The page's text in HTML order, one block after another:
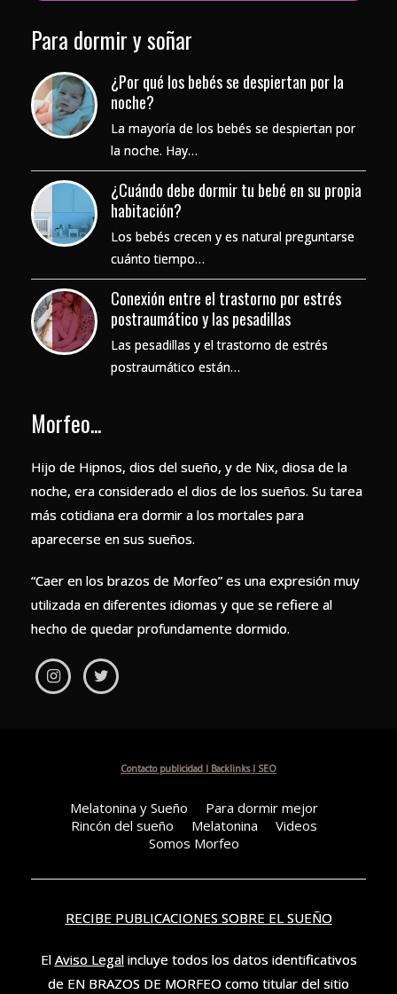
Para dormir y soñar
¿Por qué los bebés se despiertan por la
noche?
La mayoría de los bebés se despiertan por
la noche. Hay…
¿Cuándo debe dormir tu bebé en su propia
habitación?
Los bebés crecen y es natural preguntarse
cuánto tiempo…
Conexión entre el trastorno por estrés
postraumático y las pesadillas
Las pesadillas y el trastorno de estrés
postraumático están…
Morfeo...
Hijo de Hipnos, dios del sueño, y de Nix, diosa de la
noche, era considerado el dios de los sueños. Su tarea
más cotidiana era dormir a los mortales para
aparecerse en sus sueños.
“Caer en los brazos de Morfeo” es una expresión muy
utilizada en diferentes idiomas y que se refiere al
hecho de quedar profundamente dormido.
Contacto publicidad I Backlinks I SEO
Melatonina y Sueño
Para dormir mejor
Rincón del sueño
Melatonina
Videos
Somos Morfeo
RECIBE PUBLICACIONES SOBRE EL SUEÑO
El Aviso Legal incluye todos los datos identificativos
de EN BRAZOS DE MORFEO como titular del sitio